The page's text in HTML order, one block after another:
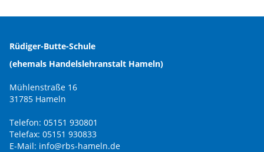
Rüdiger-Butte-Schule
(ehemals Handelslehranstalt Hameln)
Mühlenstraße 16
31785 Hameln
Telefon: 05151 930801
Telefax: 05151 930833
E-Mail: info@rbs-hameln.de